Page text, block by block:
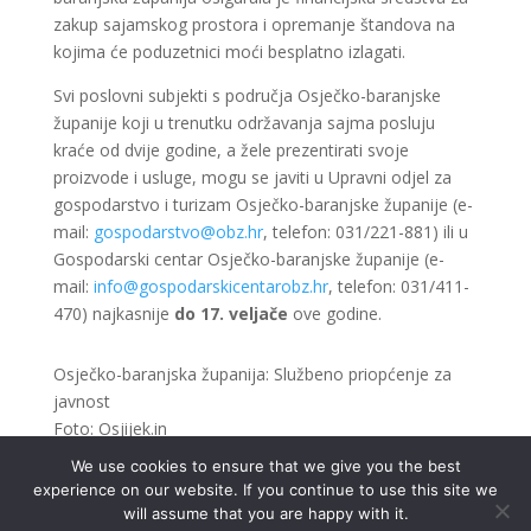
zakup sajamskog prostora i opremanje štandova na
kojima će poduzetnici moći besplatno izlagati.
Svi poslovni subjekti s područja Osječko-baranjske
županije koji u trenutku održavanja sajma posluju
kraće od dvije godine, a žele prezentirati svoje
proizvode i usluge, mogu se javiti u Upravni odjel za
gospodarstvo i turizam Osječko-baranjske županije (e-
mail: gospodarstvo@obz.hr, telefon: 031/221-881) ili u
Gospodarski centar Osječko-baranjske županije (e-
mail: info@gospodarskicentarobz.hr, telefon: 031/411-
470) najkasnije do 17. veljače ove godine.
Osječko-baranjska županija: Službeno priopćenje za
javnost
Foto: Osjijek.in
We use cookies to ensure that we give you the best
experience on our website. If you continue to use this site we
will assume that you are happy with it.